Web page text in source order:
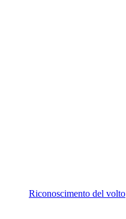
Riconoscimento del volto